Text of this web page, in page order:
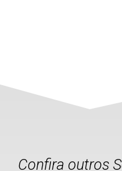
Confira outros